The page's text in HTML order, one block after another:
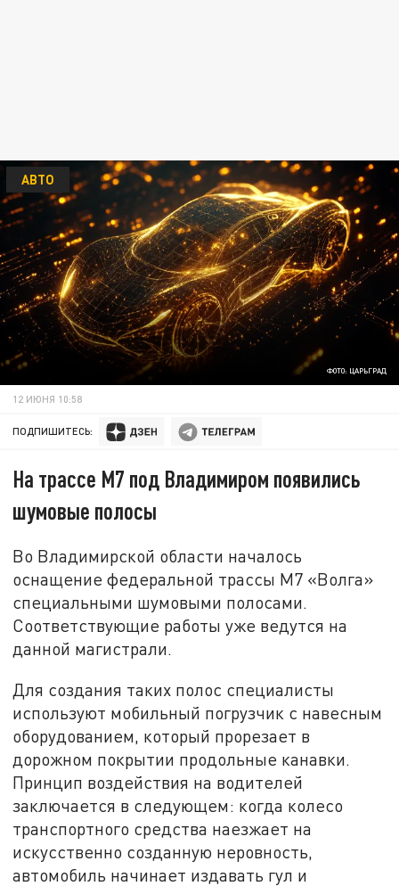
ФОТО: ЦАРЬГРАД
АВТО
12 ИЮНЯ 10:58
ПОДПИШИТЕСЬ:
На трассе М7 под Владимиром появились
шумовые полосы
Во Владимирской области началось
оснащение федеральной трассы М7 «Волга»
специальными шумовыми полосами.
Соответствующие работы уже ведутся на
данной магистрали.
Для создания таких полос специалисты
используют мобильный погрузчик с навесным
оборудованием, который прорезает в
дорожном покрытии продольные канавки.
Принцип воздействия на водителей
заключается в следующем: когда колесо
транспортного средства наезжает на
искусственно созданную неровность,
автомобиль начинает издавать гул и